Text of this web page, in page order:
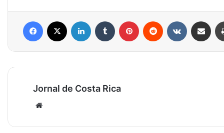
Facebook Linkedin Tumblr Pinterest Reddit Compartilhar via e-mail
Jornal de Costa Rica